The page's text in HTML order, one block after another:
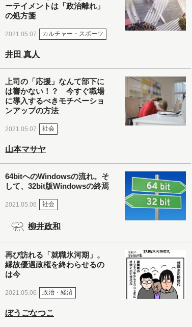
ーテイメントは「政治離れ」
の処方箋
2021.05.07 カルチャー・スポーツ
井田 真人
上司の「応援」なんて部下に
は響かない！？ 今すぐ職場
に導入するべきモチベーショ
ンアップの方法
2021.05.07 社会
山本マサヤ
64bitへのWindowsの流れ。そ
して、32bit版Windowsの終焉
2021.05.06 社会
柳井政和
再び訪れる「就職氷河期」。
縁故優遇政権を終わらせるの
は今
2021.05.06 政治・経済
ぼうごなつこ